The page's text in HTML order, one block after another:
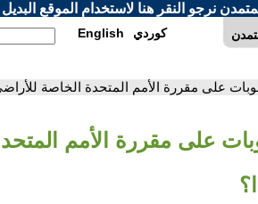
نرجو النقر هنا لاستخدام الموقع البديل
English كوردي
على مقررة الأمم المتحدة الخاصة
على مقررة الأمم